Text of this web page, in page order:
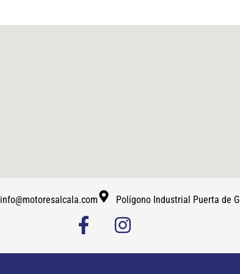
info@motoresalcala.com Polígono Industrial Puerta de